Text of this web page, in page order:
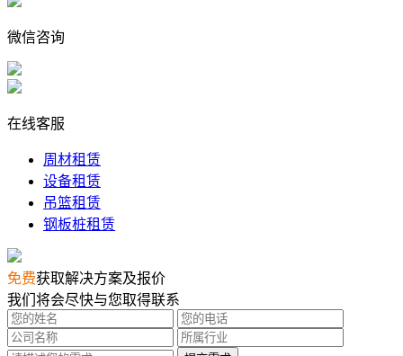
微信咨询
在线客服
周材租赁
设备租赁
吊篮租赁
钢板桩租赁
免费获取解决方案及报价
我们将会尽快与您取得联系